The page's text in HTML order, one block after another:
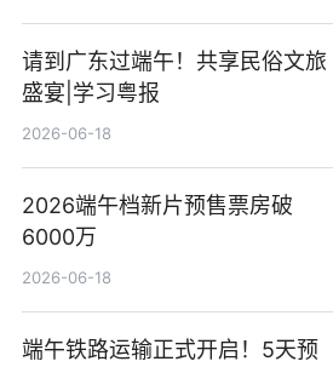
请到广东过端午！共享民俗文旅
盛宴|学习粤报
2026-06-18
2026端午档新片预售票房破
6000万
2026-06-18
端午铁路运输正式开启！5天预